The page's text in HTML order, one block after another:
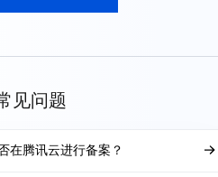
见问题
在腾讯云进行备案？